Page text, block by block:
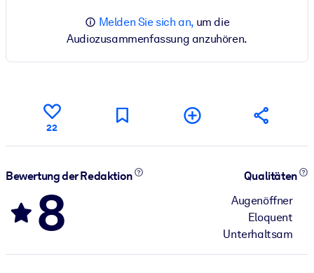
Melden Sie sich an,um die
Audiozusammenfassung anzuhören.
22
Bewertung der Redaktion
8
Qualitäten
Augenöffner
Eloquent
Unterhaltsam